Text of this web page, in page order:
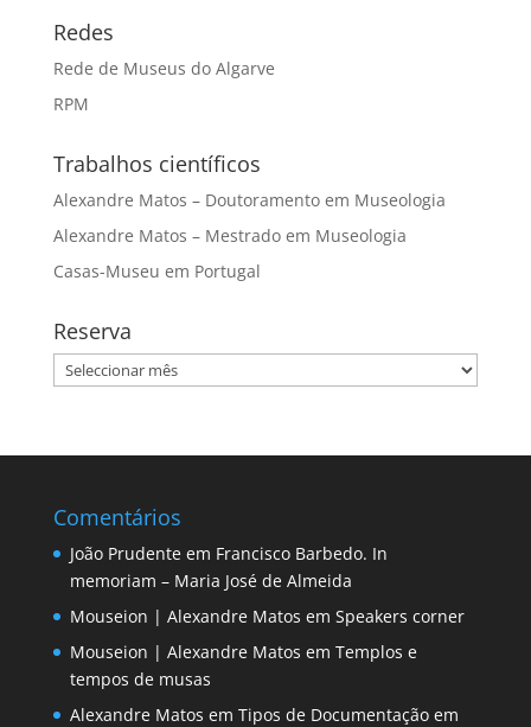
Redes
Rede de Museus do Algarve
RPM
Trabalhos científicos
Alexandre Matos – Doutoramento em Museologia
Alexandre Matos – Mestrado em Museologia
Casas-Museu em Portugal
Reserva
Reserva
Comentários
João Prudenteem Francisco Barbedo. In
memoriam – Maria José de Almeida
Mouseion | Alexandre Matos em Speakers corner
Mouseion | Alexandre Matos em Templos e
tempos de musas
Alexandre Matos em Tipos de Documentação em